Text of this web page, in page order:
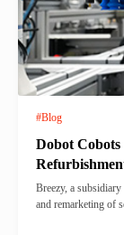
#Blog
Dobot
Breezy, a
and remarketing of